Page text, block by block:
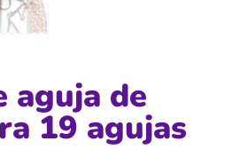
aguja de
19 agujas